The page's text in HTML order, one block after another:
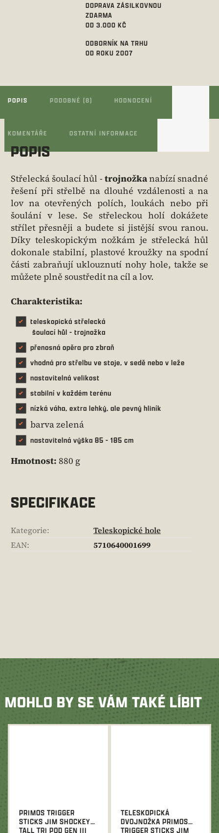
DOPRAVA ZÁSILKOVNOU
ZDARMA
OD 3.000 KČ
ODBORNÍK NA TRHU
OD ROKU 2007
POPIS PODOBNÉ (8) HODNOCENÍ
KOMENTÁŘE OSTATNÍ INFORMACE
POPIS
Střelecká šoulací hůl - trojnožkanabízí snadné
řešení při střelbě na dlouhé vzdálenosti a na
lov na otevřených polích, loukách nebo při
šoulání v lese. Se střeleckou holí dokážete
střílet přesněji a budete si jistější svou ranou.
Díky teleskopickým nožkám je střelecká hůl
dokonale stabilní, plastové kroužky na spodní
části zabraňují uklouznutí nohy hole, takže se
můžete plně soustředit na cíl a lov.
Charakteristika:
teleskopická střelecká
šoulací hůl - trojnožka
přenosná opěra pro zbraň
vhodná pro střelbu ve stoje, v sedě nebo v leže
nastavitelná velikost
stabilní v každém terénu
nízká váha, extra lehký, ale pevný hliník
barva zelená
nastavitelná výška 85 - 185 cm
Hmotnost: 880 g
SPECIFIKACE
Kategorie:
Teleskopické hole
EAN: 5710640001699
MOHLO BY SE VÁM TAKÉ LÍBIT
PRIMOS TRIGGER
STICKS JIM SHOCKEY
TALL TRI POD GEN III
TELESKOPICKÁ
DVOJNOŽKA PRIMOS
TRIGGER STICKS JIM